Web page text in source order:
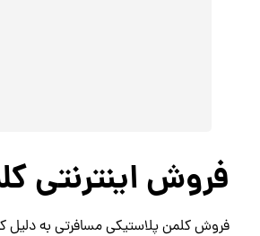
فروش اینترنتی
فروش کلمن پلاستیکی مسافرتی به دلیل